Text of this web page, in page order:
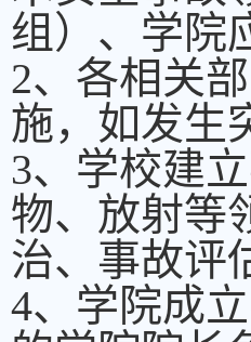
组）、学院
2、各相关
施，如发生
3、学校建
物、放射等
治、事故评
4、学院成